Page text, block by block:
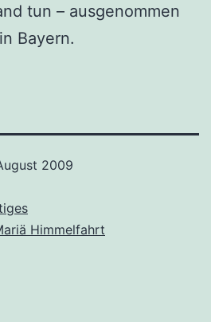
tun – ausgenommen
Bayern.
2009
Himmelfahrt